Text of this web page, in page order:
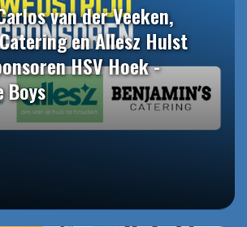
van der Veeken,
en Allesz Hulst
HSV Hoek -
Boys